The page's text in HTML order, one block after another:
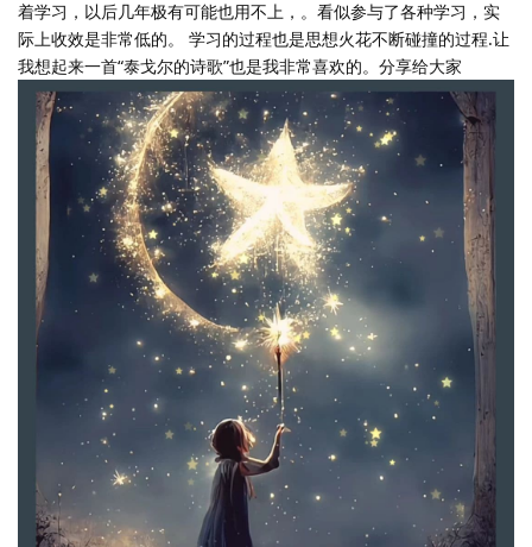
着学习，以后几年极有可能也用不上，。看似参与了各种学习，实
际上收效是非常低的。 学习的过程也是思想火花不断碰撞的过程.让
我想起来一首“泰戈尔的诗歌”也是我非常喜欢的。分享给大家